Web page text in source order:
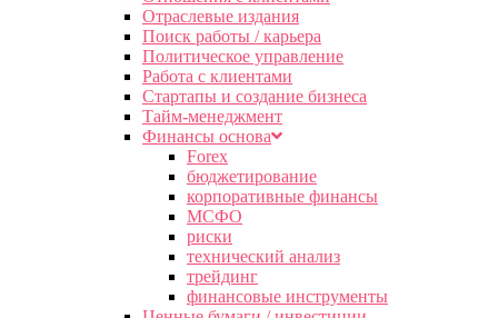
Отраслевые издания
Поиск работы / карьера
Политическое управление
Работа с клиентами
Стартапы и создание бизнеса
Тайм-менеджмент
Финансы основа
Forex
бюджетирование
корпоративные финансы
МСФО
риски
технический анализ
трейдинг
финансовые инструменты